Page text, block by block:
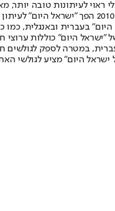
לעיתונות טובה יותר,
תשלום. המהדורה המודפסת הראשונה
היום" כוללות
בעברית, במטרה לספק
היום" מציע לגולשי